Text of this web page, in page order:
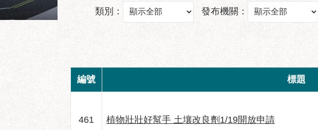
成功市場地面層建築透視圖
類別： 發布機關：
編號 標題
461 植物壯壯好幫手 土壤改良劑1/19開放申請